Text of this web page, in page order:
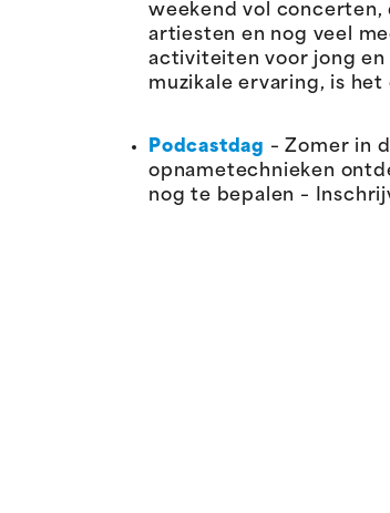
weekend vol concerten,
artiesten en nog veel
activiteiten voor jong en
muzikale ervaring, is
Podcastdag – Zomer in
opname­technieken
nog te bepalen –